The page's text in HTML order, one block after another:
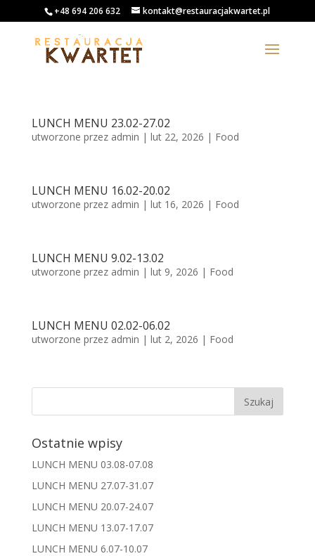
+48 694 206 632 kontakt@restauracjakwartet.pl
LUNCH MENU 23.02-27.02
utworzone przez admin | lut 22, 2026 | Food
LUNCH MENU 16.02-20.02
utworzone przez admin | lut 16, 2026 | Food
LUNCH MENU 9.02-13.02
utworzone przez admin | lut 9, 2026 | Food
LUNCH MENU 02.02-06.02
utworzone przez admin | lut 2, 2026 | Food
Ostatnie wpisy
LUNCH MENU 03.08-07.08
LUNCH MENU 27.07-31.07
LUNCH MENU 20.07-24.07
LUNCH MENU 13.07-17.07
LUNCH MENU 6.07-10.07